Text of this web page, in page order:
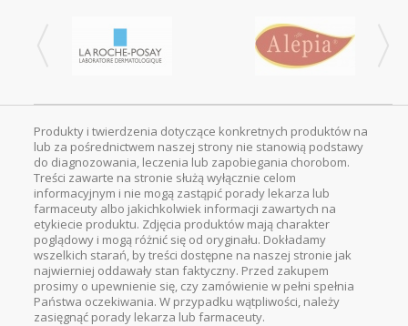
Produkty i twierdzenia dotyczące konkretnych produktów na
lub za pośrednictwem naszej strony nie stanowią podstawy
do diagnozowania, leczenia lub zapobiegania chorobom.
Treści zawarte na stronie służą wyłącznie celom
informacyjnym i nie mogą zastąpić porady lekarza lub
farmaceuty albo jakichkolwiek informacji zawartych na
etykiecie produktu. Zdjęcia produktów mają charakter
poglądowy i mogą różnić się od oryginału. Dokładamy
wszelkich starań, by treści dostępne na naszej stronie jak
najwierniej oddawały stan faktyczny. Przed zakupem
prosimy o upewnienie się, czy zamówienie w pełni spełnia
Państwa oczekiwania. W przypadku wątpliwości, należy
zasięgnąć porady lekarza lub farmaceuty.